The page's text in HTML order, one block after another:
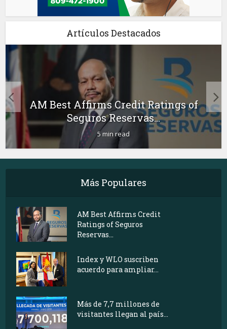
Artículos Destacados
AM Best Affirms Credit Ratings of
Seguros Reservas...
5 min read
Más Populares
AM Best Affirms Credit
Ratings of Seguros
Reservas...
Index y WLO suscriben
acuerdo para ampliar...
Más de 7,7 millones de
visitantes llegan al país...